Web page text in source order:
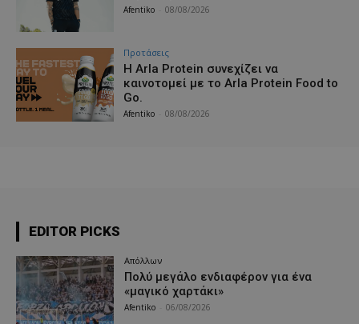
Afentiko 08/08/2026
Προτάσεις
Η Arla Protein συνεχίζει να
καινοτομεί με το Arla Protein Food to
Go.
Afentiko 08/08/2026
EDITOR PICKS
Απόλλων
Πολύ μεγάλο ενδιαφέρον για ένα
«μαγικό χαρτάκι»
Afentiko 06/08/2026